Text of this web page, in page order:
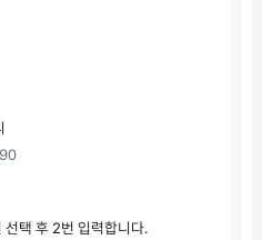
선택 후 2번 입력합니다.